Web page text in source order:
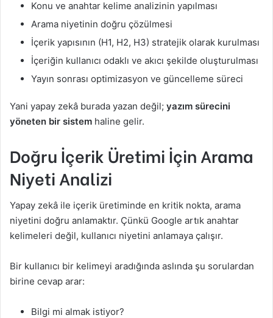
Konu ve anahtar kelime analizinin yapılması
Arama niyetinin doğru çözülmesi
İçerik yapısının (H1, H2, H3) stratejik olarak kurulması
İçeriğin kullanıcı odaklı ve akıcı şekilde oluşturulması
Yayın sonrası optimizasyon ve güncelleme süreci
Yani yapay zekâ burada yazan değil; yazım sürecini
yöneten bir sistem haline gelir.
Doğru İçerik Üretimi İçin Arama
Niyeti Analizi
Yapay zekâ ile içerik üretiminde en kritik nokta, arama
niyetini doğru anlamaktır. Çünkü Google artık anahtar
kelimeleri değil, kullanıcı niyetini anlamaya çalışır.
Bir kullanıcı bir kelimeyi aradığında aslında şu sorulardan
birine cevap arar:
Bilgi mi almak istiyor?